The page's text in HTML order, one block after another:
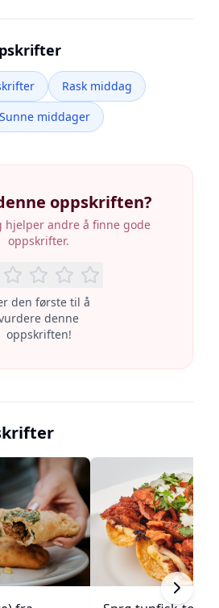
Rask middag
Sunne middager
oppskriften?
hjelper andre å finne gode
oppskrifter.
den første til å
denne
oppskriften!